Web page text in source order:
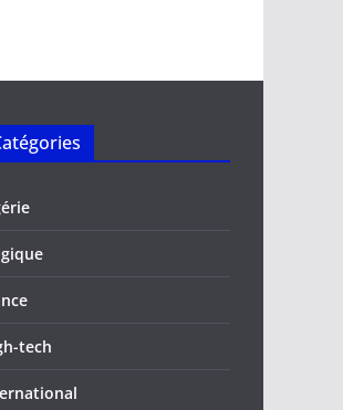
tech